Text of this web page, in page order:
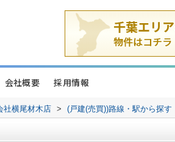
会社概要 採用情報
社横尾材木店 > (戸建(売買))路線・駅から探す